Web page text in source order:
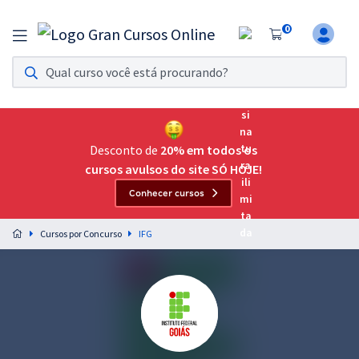
0
Assinatura Ilimitada 11
Acesso a todos os cursos. Teste grátis por 7 dias!
Assinatura OAB Até Passar
Acesso ilimitado a toda preparação para o Exame da
Preparação completa e intensiva para as principais
residências em saúde do Brasil
Desconto de 20% em todos os
cursos avulsos do site SÓ HOJE!
Conhecer cursos
Cursos por Concurso IFG